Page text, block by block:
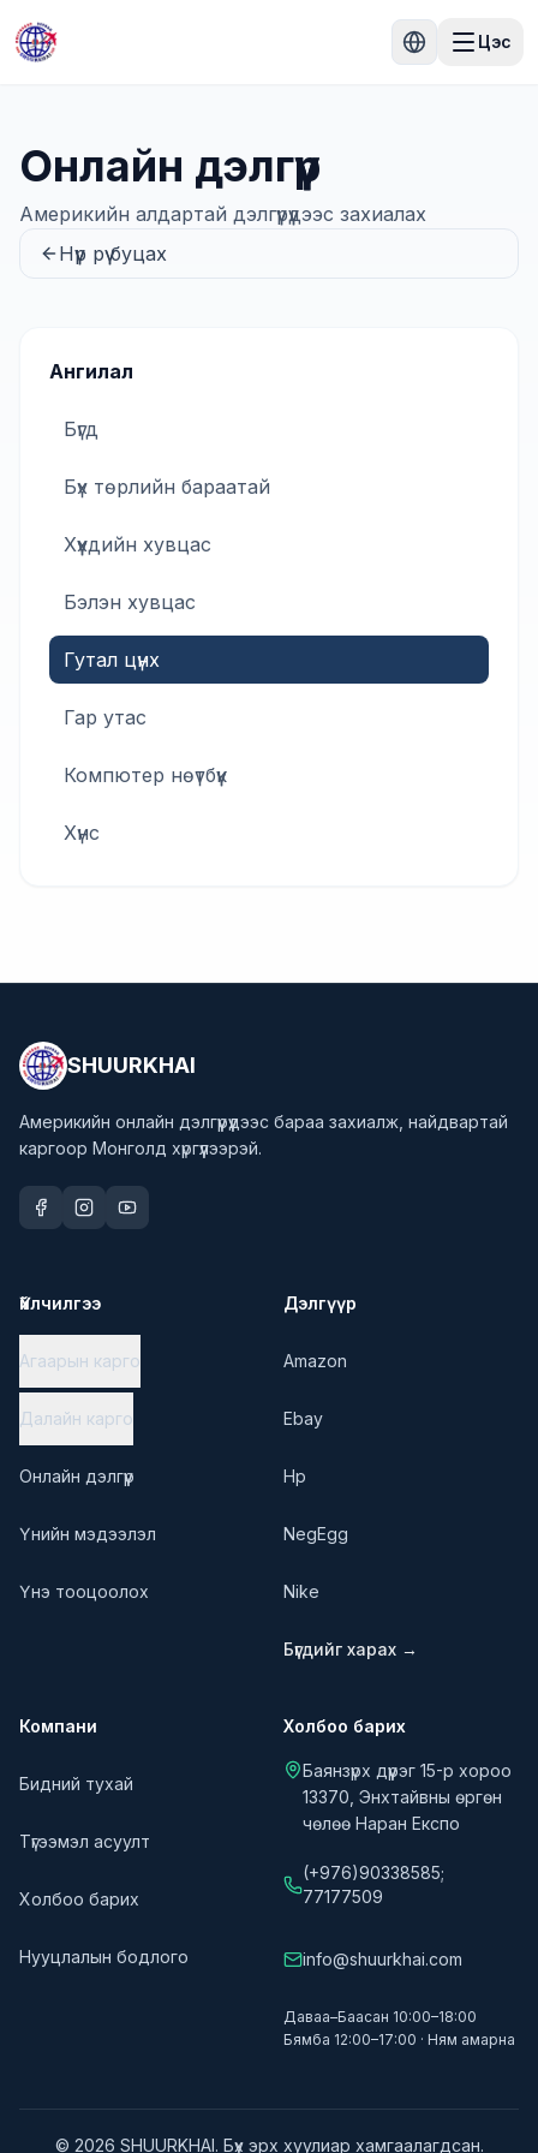
Цэс
Онлайн дэлгүүр
Америкийн алдартай дэлгүүрүүдээс захиалах
Нүүр рүү буцах
Ангилал
Бүгд
Бүх төрлийн бараатай
Хүүхдийн хувцас
Бэлэн хувцас
Гутал цүнх
Гар утас
Компютер нөүтбүүк
Хүнс
SHUURKHAI
Америкийн онлайн дэлгүүрүүдээс бараа захиалж, найдвартай
каргоор Монголд хүргүүлээрэй.
Үйлчилгээ
Агаарын карго
Далайн карго
Онлайн дэлгүүр
Үнийн мэдээлэл
Үнэ тооцоолох
Дэлгүүр
Amazon
Ebay
Hp
NegEgg
Nike
Бүгдийг харах →
Компани
Бидний тухай
Түгээмэл асуулт
Холбоо барих
Нууцлалын бодлого
Холбоо барих
Баянзүрх дүүрэг 15-р хороо
13370, Энхтайвны өргөн
чөлөө Наран Експо
(+976)90338585;
77177509
info@shuurkhai.com
Даваа–Баасан 10:00–18:00
Бямба 12:00–17:00 · Ням амарна
© 2026 SHUURKHAI. Бүх эрх хуулиар хамгаалагдсан.